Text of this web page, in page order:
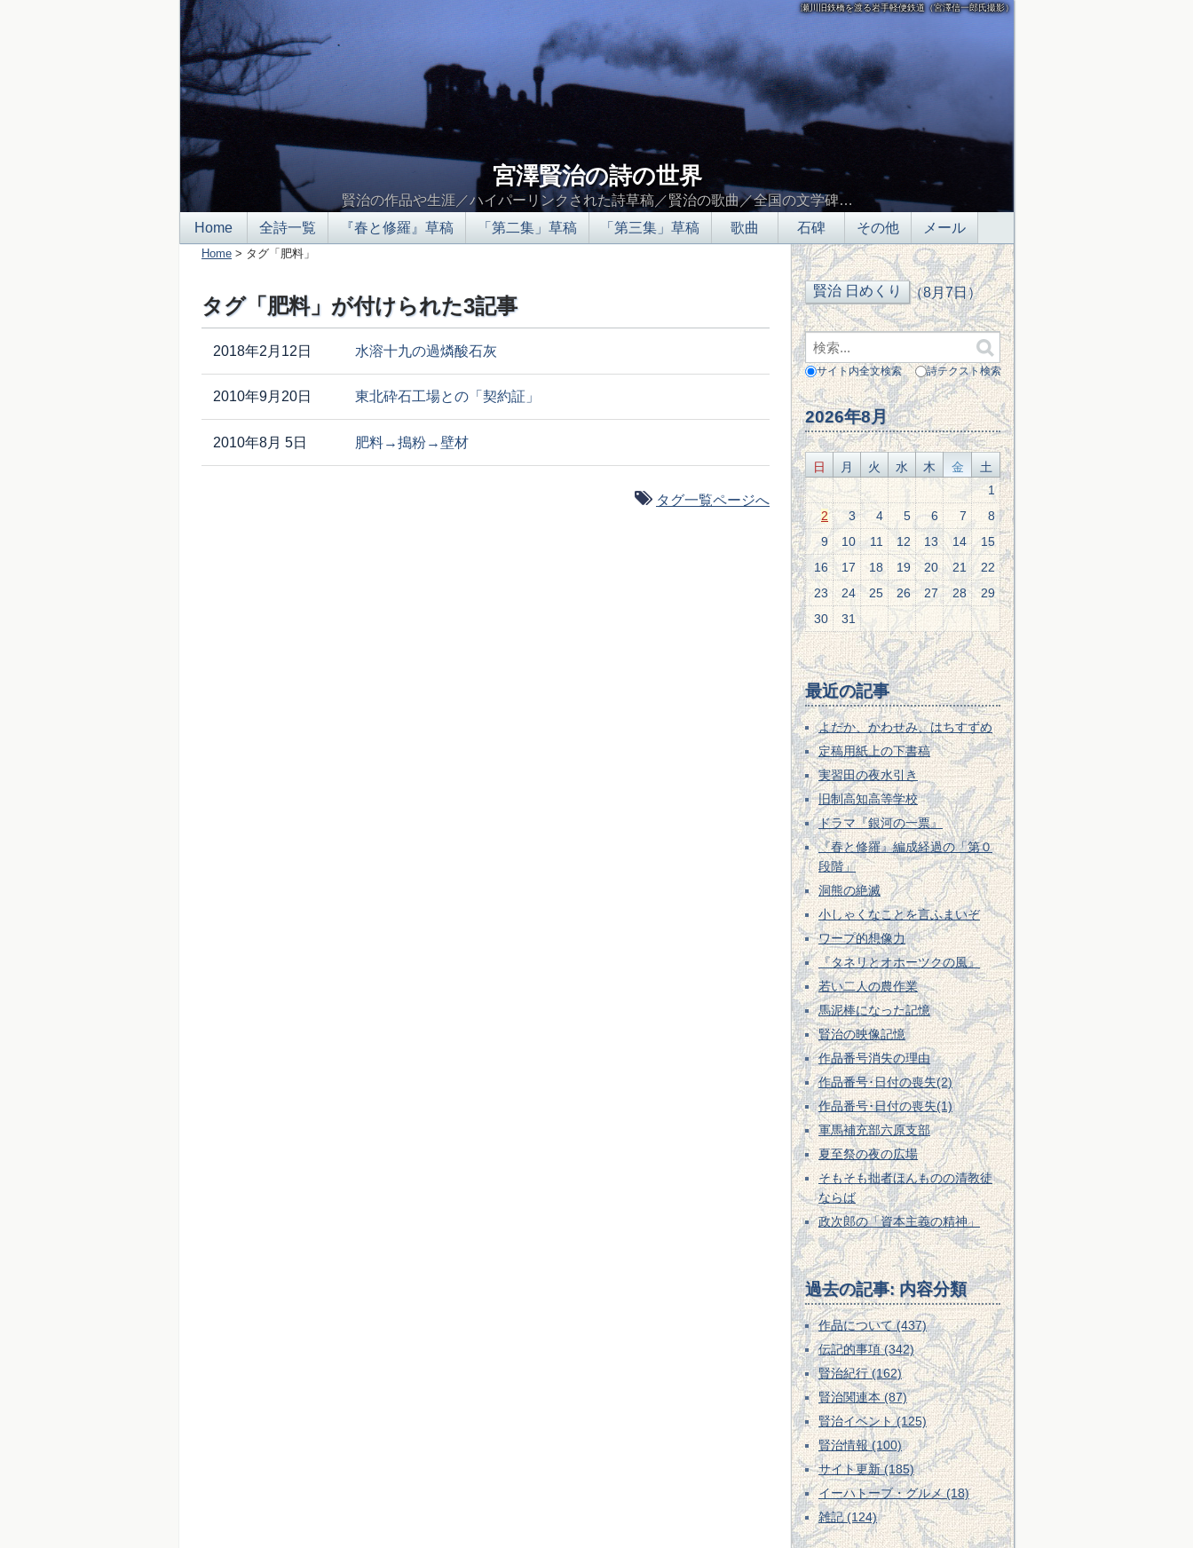
瀬川旧鉄橋を渡る岩手軽便鉄道（宮澤信一郎氏撮影）
宮澤賢治の詩の世界
賢治の作品や生涯／ハイパーリンクされた詩草稿／賢治の歌曲／全国の文学碑…
Home
全詩一覧 『春と修羅』草稿 「第二集」草稿 「第三集」草稿 歌曲 石碑 その他 メール
Home > タグ「肥料」
タグ「肥料」が付けられた3記事
2018年2月12日 水溶十九の過燐酸石灰
2010年9月20日 東北砕石工場との「契約証」
2010年8月 5日 肥料→搗粉→壁材
タグ一覧ページへ
（8月7日）
サイト内全文検索 詩テクスト検索
2026年8月
日 月 火 水 木 金
土
1
2
3 4 5 6 7
8
9
10 11 12 13 14
15
16
17 18 19 20 21
22
23
24 25 26 27 28
29
30
31
最近の記事
よだか、かわせみ、はちすずめ
定稿用紙上の下書稿
実習田の夜水引き
旧制高知高等学校
ドラマ『銀河の一票』
『春と修羅』編成経過の「第０
段階」
洞熊の絶滅
小しゃくなことを言ふまいぞ
ワープ的想像力
『タネリとオホーツクの風』
若い二人の農作業
馬泥棒になった記憶
賢治の映像記憶
作品番号消失の理由
作品番号･日付の喪失(2)
作品番号･日付の喪失(1)
軍馬補充部六原支部
夏至祭の夜の広場
そもそも拙者ほんものの清教徒
ならば
政次郎の「資本主義の精神」
過去の記事: 内容分類
作品について (437)
伝記的事項 (342)
賢治紀行 (162)
賢治関連本 (87)
賢治イベント (125)
賢治情報 (100)
サイト更新 (185)
イーハトーブ・グルメ (18)
雑記 (124)